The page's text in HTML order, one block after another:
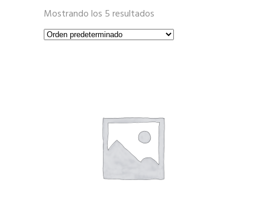
Mostrando los 5 resultados